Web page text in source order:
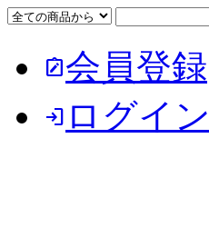
note_alt会員登録
login ログイン